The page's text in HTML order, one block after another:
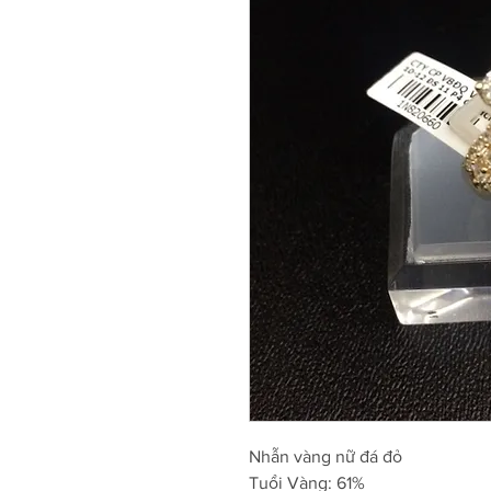
Nhẫn vàng nữ đá đỏ
Tuổi Vàng: 61%